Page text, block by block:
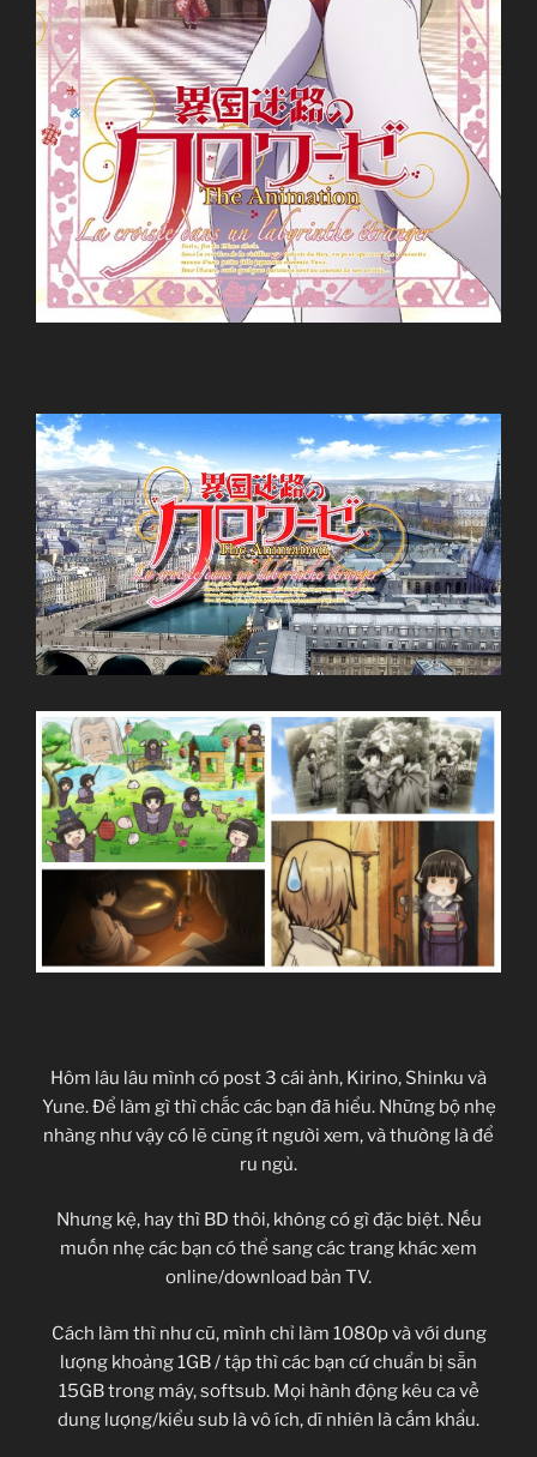
Hôm lâu lâu mình có post 3 cái ảnh, Kirino, Shinku và
Yune. Để làm gì thì chắc các bạn đã hiểu. Những bộ nhẹ
nhàng như vậy có lẽ cũng ít người xem, và thường là để
ru ngủ.
Nhưng kệ, hay thì BD thôi, không có gì đặc biệt. Nếu
muốn nhẹ các bạn có thể sang các trang khác xem
online/download bản TV.
Cách làm thì như cũ, mình chỉ làm 1080p và với dung
lượng khoảng 1GB / tập thì các bạn cứ chuẩn bị sẵn
15GB trong máy, softsub. Mọi hành động kêu ca về
dung lượng/kiểu sub là vô ích, dĩ nhiên là cấm khẩu.